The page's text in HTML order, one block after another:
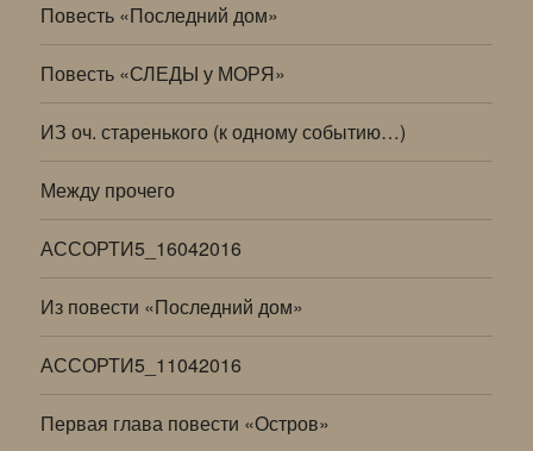
Повесть «Последний дом»
Повесть «СЛЕДЫ у МОРЯ»
ИЗ оч. старенького (к одному событию…)
Между прочего
АССОРТИ5_16042016
Из повести «Последний дом»
АССОРТИ5_11042016
Первая глава повести «Остров»